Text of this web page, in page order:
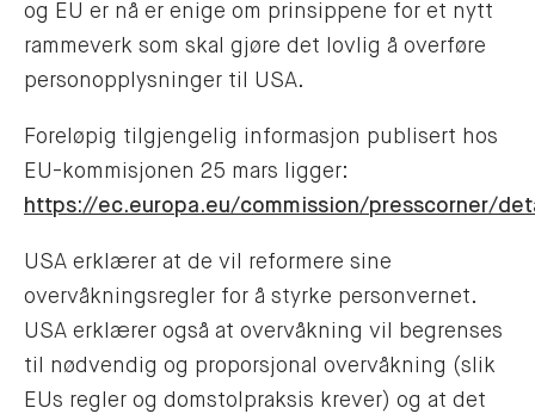
og EU er nå er enige om prinsippene for et nytt
rammeverk som skal gjøre det lovlig å overføre
personopplysninger til USA.
Foreløpig tilgjengelig informasjon publisert hos
EU-kommisjonen 25 mars ligger:
https://ec.europa.eu/commission/presscorner/
USA erklærer at de vil reformere sine
overvåkningsregler for å styrke personvernet.
USA erklærer også at overvåkning vil begrenses
til nødvendig og proporsjonal overvåkning (slik
EUs regler og domstolpraksis krever) og at det